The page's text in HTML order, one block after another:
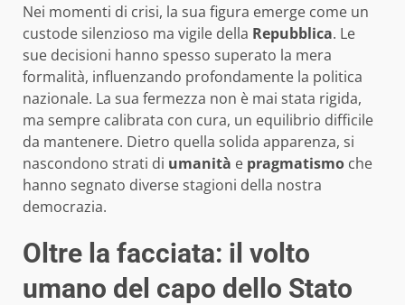
Nei momenti di crisi, la sua figura emerge come un
custode silenzioso ma vigile della Repubblica. Le
sue decisioni hanno spesso superato la mera
formalità, influenzando profondamente la politica
nazionale. La sua fermezza non è mai stata rigida,
ma sempre calibrata con cura, un equilibrio difficile
da mantenere. Dietro quella solida apparenza, si
nascondono strati di umanità e pragmatismo che
hanno segnato diverse stagioni della nostra
democrazia.
Oltre la facciata: il volto
umano del capo dello Stato